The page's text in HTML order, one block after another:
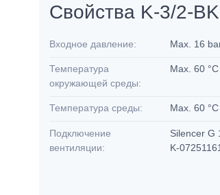
Свойства K-3/2-
Входное давление: Max. 16
Температура
окружающей среды:
Max. 60 °C
Температура среды: Max. 60 °C
Подключение
вентиляции:
Silencer G
K-